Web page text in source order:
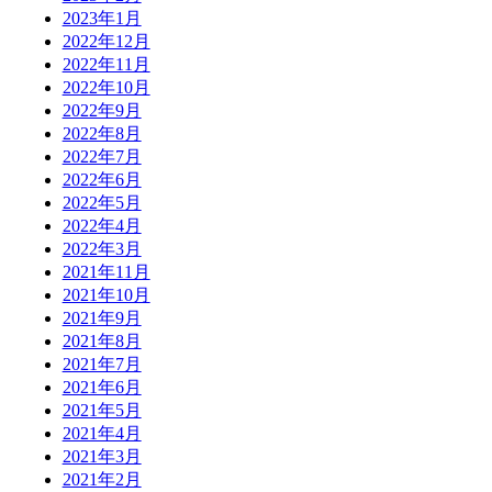
2023年1月
2022年12月
2022年11月
2022年10月
2022年9月
2022年8月
2022年7月
2022年6月
2022年5月
2022年4月
2022年3月
2021年11月
2021年10月
2021年9月
2021年8月
2021年7月
2021年6月
2021年5月
2021年4月
2021年3月
2021年2月